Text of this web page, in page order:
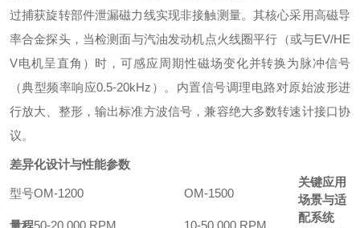
过捕获旋转部件泄漏磁力线实现非接触测量。其核心采用高磁导
率合金探头，当检测面与汽油发动机点火线圈平行（或与EV/HE
V电机呈直角）时，可感应周期性磁场变化并转换为脉冲信号
（典型频率响应0.5-20kHz）。内置信号调理电路对原始波形进
行放大、整形，输出标准方波信号，兼容绝大多数转速计接口协
议。
差异化设计与性能参数
型号OM-1200 OM-1500
量程50-20,000 RPM 10-50,000 RPM
关键应用
场景与适
配系统